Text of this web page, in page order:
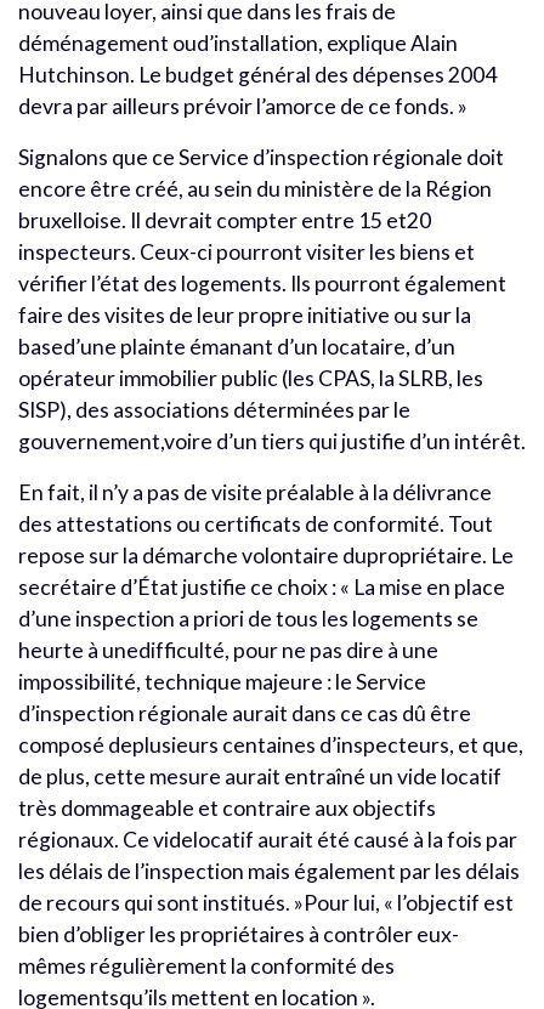
nouveau loyer, ainsi que dans les frais de
déménagement oud’installation, explique Alain
Hutchinson. Le budget général des dépenses 2004
devra par ailleurs prévoir l’amorce de ce fonds. »
Signalons que ce Service d’inspection régionale doit
encore être créé, au sein du ministère de la Région
bruxelloise. Il devrait compter entre 15 et20
inspecteurs. Ceux-ci pourront visiter les biens et
vérifier l’état des logements. Ils pourront également
faire des visites de leur propre initiative ou sur la
based’une plainte émanant d’un locataire, d’un
opérateur immobilier public (les CPAS, la SLRB, les
SISP), des associations déterminées par le
gouvernement,voire d’un tiers qui justifie d’un intérêt.
En fait, il n’y a pas de visite préalable à la délivrance
des attestations ou certificats de conformité. Tout
repose sur la démarche volontaire dupropriétaire. Le
secrétaire d’État justifie ce choix : « La mise en place
d’une inspection a priori de tous les logements se
heurte à unedifficulté, pour ne pas dire à une
impossibilité, technique majeure : le Service
d’inspection régionale aurait dans ce cas dû être
composé deplusieurs centaines d’inspecteurs, et que,
de plus, cette mesure aurait entraîné un vide locatif
très dommageable et contraire aux objectifs
régionaux. Ce videlocatif aurait été causé à la fois par
les délais de l’inspection mais également par les délais
de recours qui sont institués. »Pour lui, « l’objectif est
bien d’obliger les propriétaires à contrôler eux-
mêmes régulièrement la conformité des
logementsqu’ils mettent en location ».